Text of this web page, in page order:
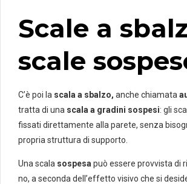
Scale a
scale
C’è poi la scala a sbalzo, anche chiamata
tratta di una scala a gradini sospesi: gli
fissati direttamente alla parete, senza
propria struttura di supporto.
Una scala sospesa può essere provvista di
no, a seconda dell’effetto visivo che si